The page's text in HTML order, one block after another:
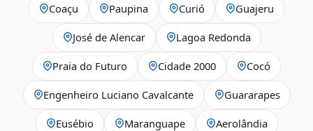
Coaçu Paupina Curió Guajeru
José de Alencar Lagoa Redonda
Praia do Futuro Cidade 2000 Cocó
Engenheiro Luciano Cavalcante Guararapes
Eusébio Maranguape Aerolândia